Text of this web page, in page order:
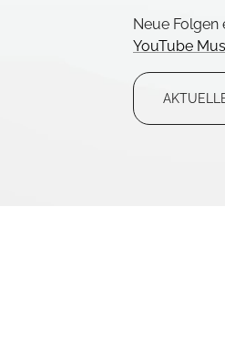
Neue Folgen
YouTube